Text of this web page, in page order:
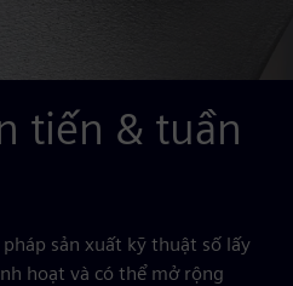
tiến & tuần
sản xuất kỹ thuật số lấy
hoạt và có thể mở rộng